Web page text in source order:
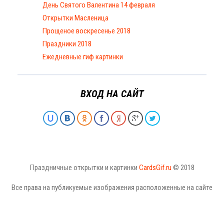
День Святого Валентина 14 февраля
Открытки Масленица
Прощеное воскресенье 2018
Праздники 2018
Ежедневные гиф картинки
ВХОД НА САЙТ
Праздничные открытки и картинки CardsGif.ru © 2018
Все права на публикуемые изображения расположенные на сайте